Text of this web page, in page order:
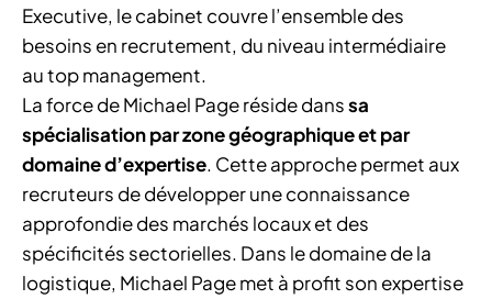
Executive, le cabinet couvre l’ensemble des
besoins en recrutement, du niveau intermédiaire
au top management.
La force de Michael Page réside danssa
spécialisation par zone géographique et par
domaine d’expertise. Cette approche permet aux
recruteurs de développer une connaissance
approfondie des marchés locaux et des
spécificités sectorielles. Dans le domaine de la
logistique, Michael Page met à profit son expertise